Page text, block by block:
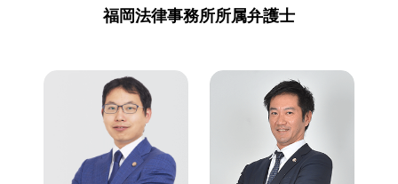
福岡法律事務所所属弁護士